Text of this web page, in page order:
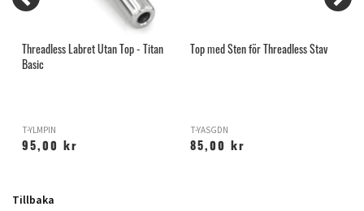
Threadless Labret Utan Top - Titan
Basic
T-YLMPIN
95,00 kr
Top med Sten för Threadless Stav
T-YASGDN
85,00 kr
Tillbaka